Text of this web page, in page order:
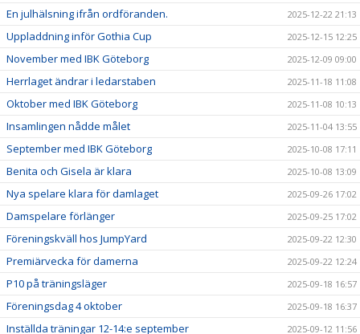
En julhälsning ifrån ordföranden. 2025-12-22 21:13
Uppladdning inför Gothia Cup 2025-12-15 12:25
November med IBK Göteborg 2025-12-09 09:00
Herrlaget ändrar i ledarstaben 2025-11-18 11:08
Oktober med IBK Göteborg 2025-11-08 10:13
Insamlingen nådde målet 2025-11-04 13:55
September med IBK Göteborg 2025-10-08 17:11
Benita och Gisela är klara 2025-10-08 13:09
Nya spelare klara för damlaget 2025-09-26 17:02
Damspelare förlänger 2025-09-25 17:02
Föreningskväll hos JumpYard 2025-09-22 12:30
Premiärvecka för damerna 2025-09-22 12:24
P10 på träningsläger 2025-09-18 16:57
Föreningsdag 4 oktober 2025-09-18 16:37
Inställda träningar 12-14:e september 2025-09-12 11:56